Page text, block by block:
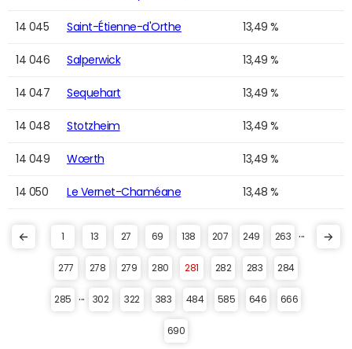
14 045 Saint-Étienne-d'Orthe 13,49 %
14 046 Salperwick 13,49 %
14 047 Sequehart 13,49 %
14 048 Stotzheim 13,49 %
14 049 Wœrth 13,49 %
14 050 Le Vernet-Chaméane 13,48 %
1 13 27 69 138 207 249 263
277 278 279 280 281 282 283 284
285 302 322 383 484 585 646 666
690